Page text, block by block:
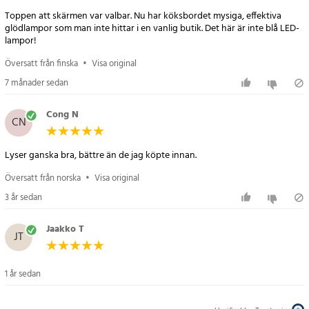
Motsvarighet till en gammal glödlampa: 40 W
Livstid: 30 000 timmar
Färgtemperatur: 4 500 K
CRI (Ra) faktor: > 80
Arbetstemperatur: -20°C till +45°C
Ström: 43 mA
Effekt: 6 W
Artikelnummer:94104
Toppen att skärmen var valbar. Nu har köksbordet mysiga, effektiva
glödlampor som man inte hittar i en vanlig butik. Det här är inte blå LED-
lampor!
Översatt från finska • Visa original
7 månader sedan
CN Cong N
Lyser ganska bra, bättre än de jag köpte innan.
Översatt från norska • Visa original
3 år sedan
JT Jaakko T
1 år sedan